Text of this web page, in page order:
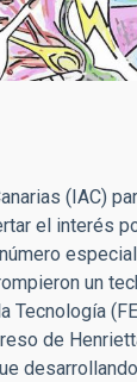
(IAC)
el interés
un
Tecnología
de